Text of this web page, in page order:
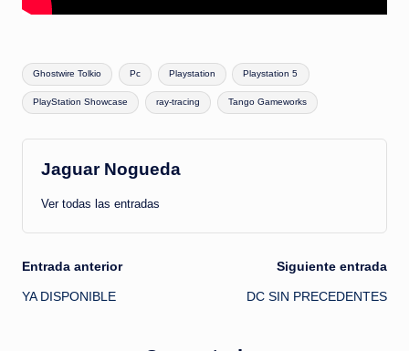
Etiquetas:
Ghostwire Tolkio Pc Playstation Playstation 5
PlayStation Showcase ray-tracing Tango Gameworks
Jaguar Nogueda
Ver todas las entradas
Navegación
de
Entrada anterior
YA DISPONIBLE
Siguiente entrada
DC SIN PRECEDENTES